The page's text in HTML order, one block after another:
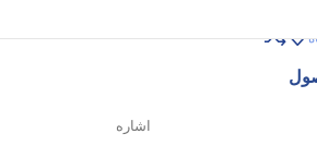
اشاره